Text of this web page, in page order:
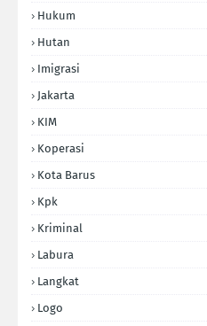
Hukum
Hutan
Imigrasi
Jakarta
KIM
Koperasi
Kota Barus
Kpk
Kriminal
Labura
Langkat
Logo